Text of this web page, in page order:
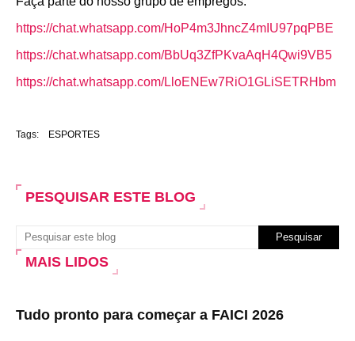
https://chat.whatsapp.com/HoP4m3JhncZ4mIU97pqPBE
https://chat.whatsapp.com/BbUq3ZfPKvaAqH4Qwi9VB5
https://chat.whatsapp.com/LloENEw7RiO1GLiSETRHbm
Tags: ESPORTES
PESQUISAR ESTE BLOG
MAIS LIDOS
Tudo pronto para começar a FAICI 2026